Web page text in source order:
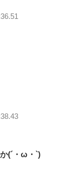
(´・ω・`)